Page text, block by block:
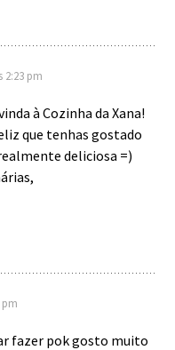
2:23 pm
à Cozinha da Xana!
que tenhas gostado
deliciosa =)
pm
fazer pok gosto muito